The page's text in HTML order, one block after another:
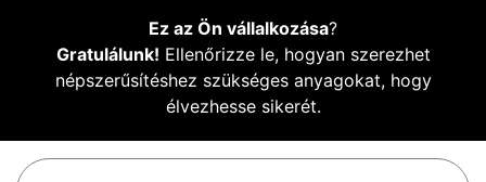
Ez az Ön vállalkozása?
Gratulálunk! Ellenőrizze le, hogyan szerezhet
népszerűsítéshez szükséges anyagokat, hogy
élvezhesse sikerét.